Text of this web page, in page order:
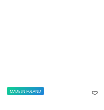
MADE IN POLAND